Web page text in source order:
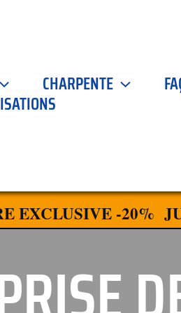
CHARPENTE
EXCLUSIVE -20%